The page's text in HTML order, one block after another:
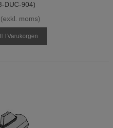
DUC-904)
(exkl. moms)
I Varukorgen